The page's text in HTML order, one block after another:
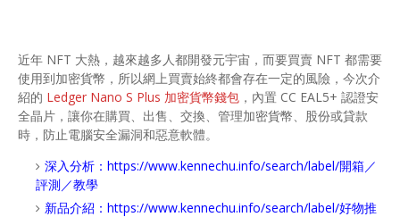
近年 NFT 大熱，越來越多人都開發元宇宙，而要買賣 NFT 都需要
使用到加密貨幣，所以網上買賣始終都會存在一定的風險，今次介
紹的 Ledger Nano S Plus 加密貨幣錢包 ，內置 CC EAL5+ 認證安
全晶片，讓你在購買、出售、交換、管理加密貨幣、股份或貸款
時，防止電腦安全漏洞和惡意軟體。
深入分析： https://www.kennechu.info/search/label/開箱／
評測／教學
新品介紹： https://www.kennechu.info/search/label/好物推